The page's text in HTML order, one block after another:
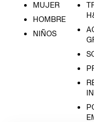
MUJER
HOMBRE
NIÑOS